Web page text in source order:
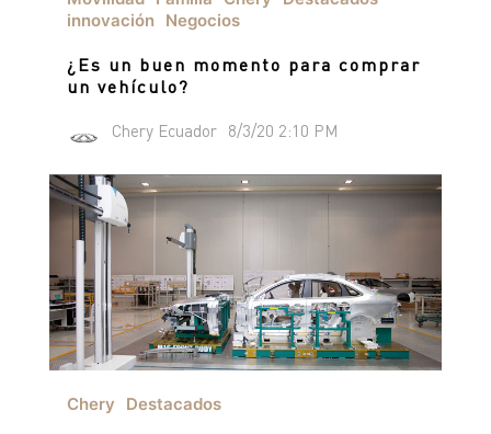
innovación
Negocios
¿Es un buen momento para comprar
un vehículo?
Chery Ecuador 8/3/20 2:10 PM
Chery Destacados